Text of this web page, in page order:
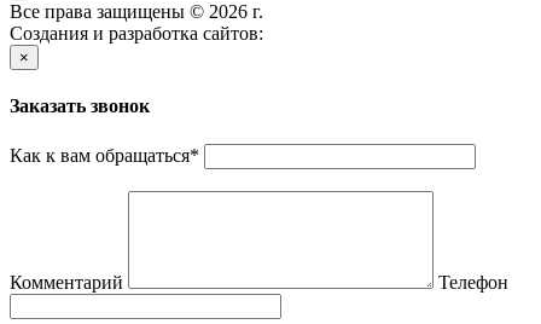
Все права защищены © 2026 г.
Создания и разработка сайтов:
×
Заказать звонок
Как к вам обращаться*
Комментарий Телефон